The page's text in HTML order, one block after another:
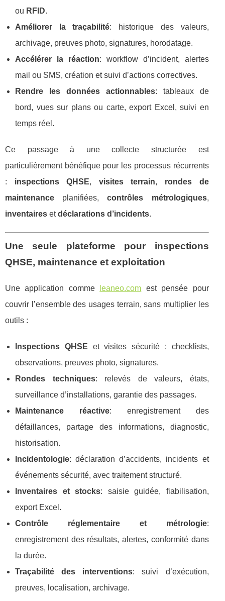
ou RFID.
Améliorer la traçabilité: historique des valeurs,
archivage, preuves photo, signatures, horodatage.
Accélérer la réaction: workflow d’incident, alertes
mail ou SMS, création et suivi d’actions correctives.
Rendre les données actionnables: tableaux de
bord, vues sur plans ou carte, export Excel, suivi en
temps réel.
Ce passage à une collecte structurée est
particulièrement bénéfique pour les processus récurrents
: inspections QHSE, visites terrain, rondes de
maintenance planifiées,contrôles métrologiques,
inventaires etdéclarations d’incidents.
Une seule plateforme pour inspections
QHSE, maintenance et exploitation
Une application comme leaneo.com est pensée pour
couvrir l’ensemble des usages terrain, sans multiplier les
outils :
Inspections QHSE et visites sécurité : checklists,
observations, preuves photo, signatures.
Rondes techniques: relevés de valeurs, états,
surveillance d’installations, garantie des passages.
Maintenance réactive: enregistrement des
défaillances, partage des informations, diagnostic,
historisation.
Incidentologie: déclaration d’accidents, incidents et
événements sécurité, avec traitement structuré.
Inventaires et stocks: saisie guidée, fiabilisation,
export Excel.
Contrôle réglementaire et métrologie:
enregistrement des résultats, alertes, conformité dans
la durée.
Traçabilité des interventions: suivi d’exécution,
preuves, localisation, archivage.